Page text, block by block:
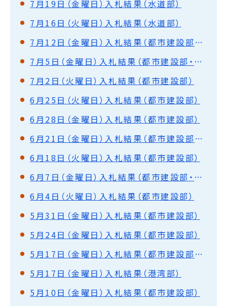
7月19日（金曜日）入札結果（水道部）
7月16日（火曜日）入札結果（水道部）
7月12日（金曜日）入札結果（都市建設部・水道部）
7月5日（金曜日）入札結果（都市建設部・水道部）
7月2日（火曜日）入札結果（都市建設部）
6月25日（火曜日）入札結果（都市建設部）
6月28日（金曜日）入札結果（都市建設部）
6月21日（金曜日）入札結果（都市建設部・水道部）
6月18日（火曜日）入札結果（都市建設部）
6月7日（金曜日）入札結果（都市建設部・水道部）
6月4日（火曜日）入札結果（都市建設部）
5月31日（金曜日）入札結果（都市建設部）
5月24日（金曜日）入札結果（都市建設部）
5月17日（金曜日）入札結果（都市建設部・水道部）
5月17日（金曜日）入札結果（港湾部）
5月10日（金曜日）入札結果（都市建設部）